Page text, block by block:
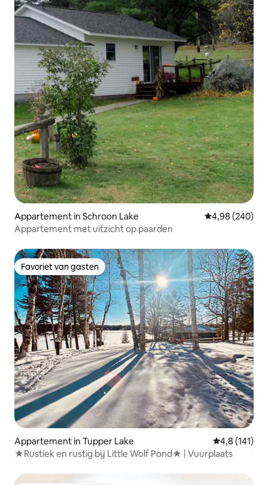
Appartement in Schroon Lake Gemiddelde
4,98 (240)
Appartement met uitzicht op paarden
Favoriet van gasten
Favoriet van gasten
Appartement in Tupper Lake Gemiddelde
4,8 (141)
★Rustiek en rustig bij Little Wolf Pond★ | Vuurplaats